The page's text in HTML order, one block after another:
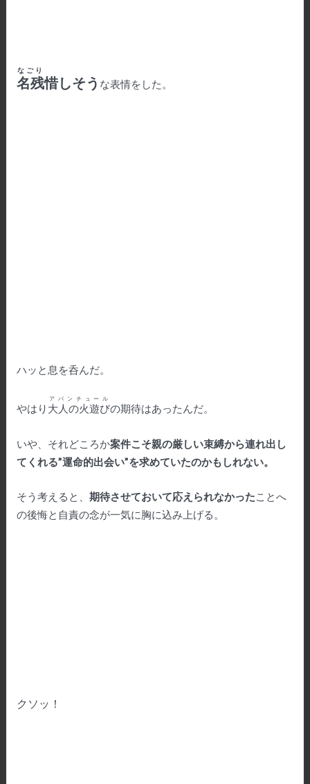
名残
なごり
惜しそう な表情をした。
ハッと息を呑んだ。
やはり 大人の火遊び
アバンチュール
の期待はあったんだ。
いや、それどころか案件こそ親の厳しい束縛から連れ出し
てくれる”運命的出会い”を求めていたのかもしれない。
そう考えると、 期待させておいて応えられなかったことへ
の後悔と自責の念が一気に胸に込み上げる。
クソッ！